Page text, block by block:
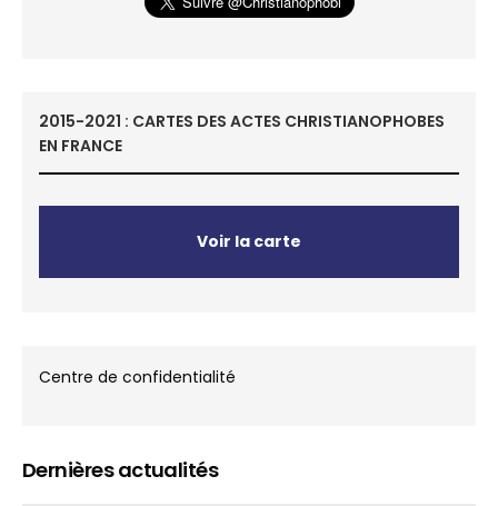
2015-2021 : CARTES DES ACTES CHRISTIANOPHOBES
EN FRANCE
Voir la carte
Centre de confidentialité
Dernières actualités